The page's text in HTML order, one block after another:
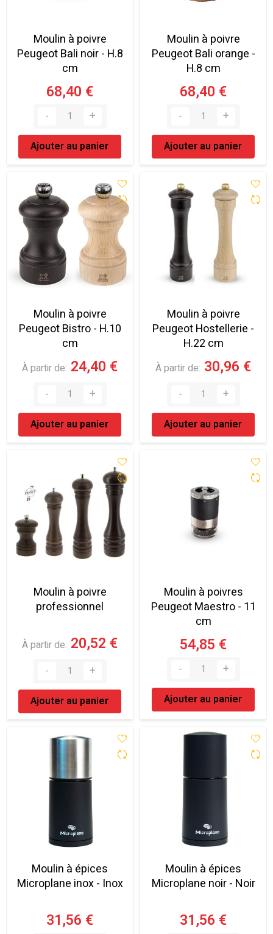
Moulin à poivre
Peugeot Bali noir - H.8
cm
68,40 €
Ajouter au panier
Moulin à poivre
Peugeot Bali orange -
H.8 cm
68,40 €
Ajouter au panier
Moulin à poivre
Peugeot Bistro - H.10
cm
À partir de 24,40 €
Ajouter au panier
Moulin à poivre
Peugeot Hostellerie -
H.22 cm
À partir de 30,96 €
Ajouter au panier
Moulin à poivre
professionnel
À partir de 20,52 €
Ajouter au panier
Moulin à poivres
Peugeot Maestro - 11
cm
54,85 €
Ajouter au panier
Moulin à épices
Microplane inox - Inox
31,56 €
Moulin à épices
Microplane noir - Noir
31,56 €